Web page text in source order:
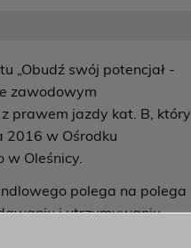
„Obudź swój potencjał -
zawodowym
prawem jazdy kat. B, który
2016 w Ośrodku
w Oleśnicy.
polega na polega
i utrzymywaniu